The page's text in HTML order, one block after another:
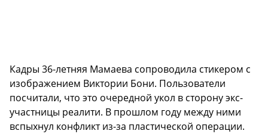
Кадры 36-летняя Мамаева сопроводила стикером с
изображением Виктории Бони. Пользователи
посчитали, что это очередной укол в сторону экс-
участницы реалити. В прошлом году между ними
вспыхнул конфликт из-за пластической операции.